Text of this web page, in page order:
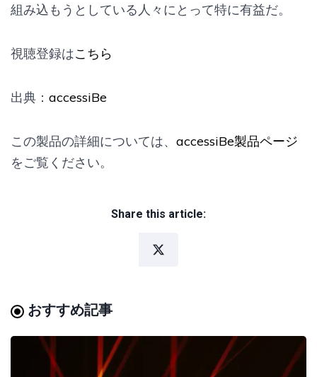
組み込もうとしている人々にとって特に有益だ。
視聴登録はこちら
出典： accessiBe
この製品の詳細については、 accessiBe製品ページ
をご覧ください。
Share this article:
おすすめ記事